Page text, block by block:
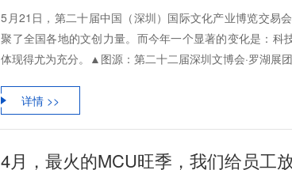
5月21日，第二十届中国（深圳）国际文化产业博览交易
聚了全国各地的文创力量。而今年一个显著的变化是：科
体现得尤为充分。▲图源：第二十二届深圳文博会·罗湖展
详情 >>
4月，最火的MCU旺季，我们给员工